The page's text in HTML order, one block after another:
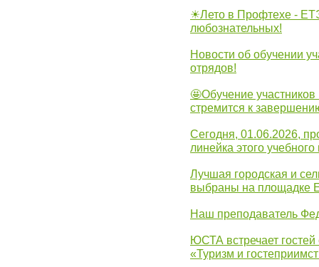
☀Лето в Профтехе -
любознательных!
Новости об обучении
отрядов!
🤩Обучение участников
стремится к
Сегодня, 01.06.2026,
линейка этого учебного
Лучшая городская и
выбраны на площадке
Наш преподаватель
ЮСТА встречает гостей
«Туризм и